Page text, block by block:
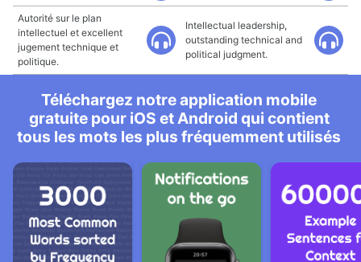
Autorité sur le plan
intellectuel et excellent
jugement technique et
politique.
Intellectual leadership,
outstanding technical and
political judgment.
Téléchargez notre application mobile
gratuite pour iOS et Android qui contient
tous les mots les plus fréquemment utilisés